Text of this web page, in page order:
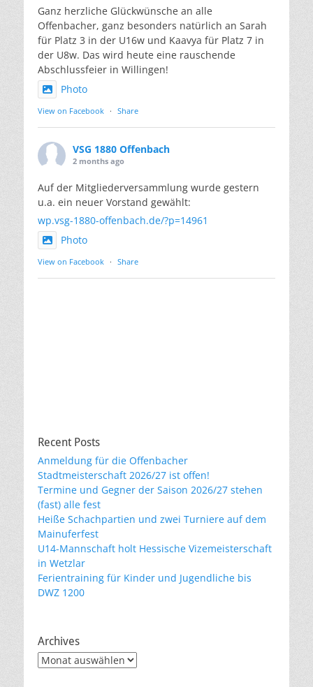
Ganz herzliche Glückwünsche an alle
Offenbacher, ganz besonders natürlich an Sarah
für Platz 3 in der U16w und Kaavya für Platz 7 in
der U8w. Das wird heute eine rauschende
Abschlussfeier in Willingen!
Photo
View on Facebook · Share
VSG 1880 Offenbach
2 months ago
Auf der Mitgliederversammlung wurde gestern
u.a. ein neuer Vorstand gewählt:
wp.vsg-1880-offenbach.de/?p=14961
Photo
View on Facebook · Share
Recent Posts
Anmeldung für die Offenbacher
Stadtmeisterschaft 2026/27 ist offen!
Termine und Gegner der Saison 2026/27 stehen
(fast) alle fest
Heiße Schachpartien und zwei Turniere auf dem
Mainuferfest
U14-Mannschaft holt Hessische Vizemeisterschaft
in Wetzlar
Ferientraining für Kinder und Jugendliche bis
DWZ 1200
Archives
Archives